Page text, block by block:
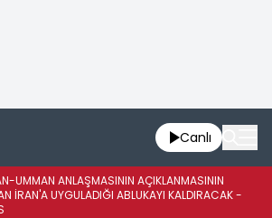
Canlı
UMMAN ANLAŞMASININ AÇIKLANMASININ
İRAN'A UYGULADIĞI ABLUKAYI KALDIRACAK -